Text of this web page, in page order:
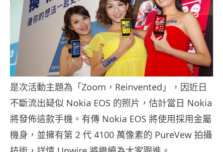
是次活動主題為「Zoom，Reinvented」，因近日
不斷流出疑似 Nokia EOS 的照片，估計當日 Nokia
將發佈這款手機。有傳 Nokia EOS 將使用採用金屬
機身，並擁有第 2 代 4100 萬像素的 PureVew 拍攝